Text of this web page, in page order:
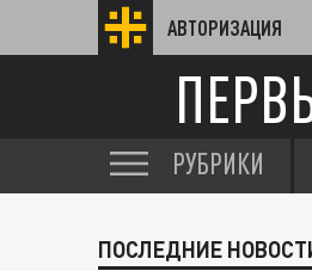
АВТОРИЗАЦИЯ
РУБРИКИ
ПОСЛЕДНИЕ